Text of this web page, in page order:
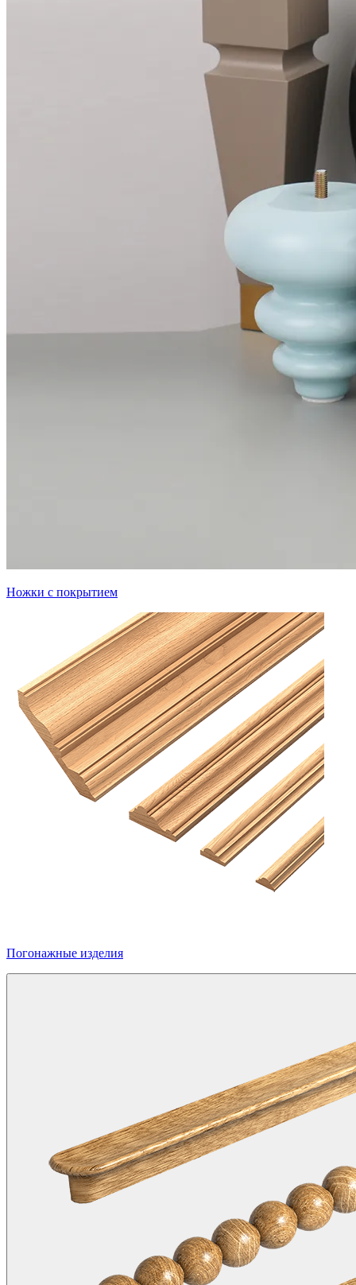
Ножки с покрытием
Погонажные изделия